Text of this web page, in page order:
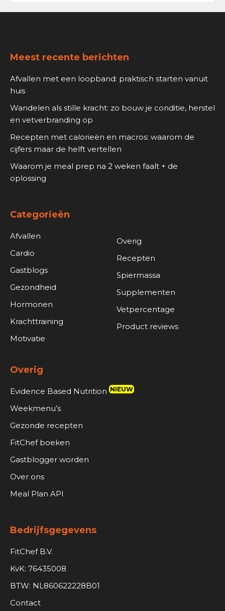
Meest recente berichten
Afvallen met een loopband: praktisch starten vanuit
huis
Wandelen als stille kracht: zo bouw je conditie, herstel
en vetverbranding op
Recepten met calorieën en macros: waarom de
cijfers maar de helft vertellen
Waarom je meal prep na 2 weken faalt + de
oplossing
Categorieën
Afvallen
Cardio
Gastblogs
Gezondheid
Hormonen
Krachttraining
Motivatie
Overig
Recepten
Spiermassa
Supplementen
Vetpercentage
Product reviews
Overig
Evidence Based Nutrition NIEUW
Weekmenu’s
Gezonde recepten
FitChef boeken
Gastblogger worden
Over ons
Meal Plan API
Bedrijfsgegevens
FitChef B.V.
KvK: 76435008
BTW: NL860622228B01
Contact